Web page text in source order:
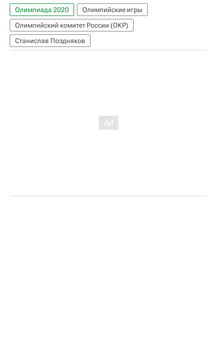
Олимпиада 2020
Олимпийские игры
Олимпийский комитет России (ОКР)
Станислав Поздняков